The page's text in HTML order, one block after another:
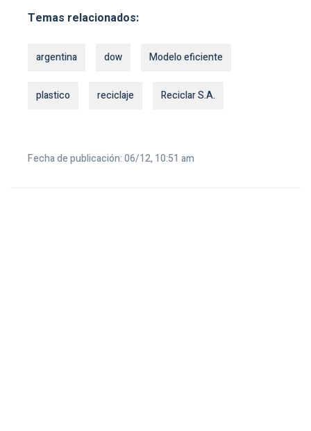
Temas relacionados:
argentina dow Modelo eficiente
plastico reciclaje Reciclar S.A.
Fecha de publicación: 06/12, 10:51 am